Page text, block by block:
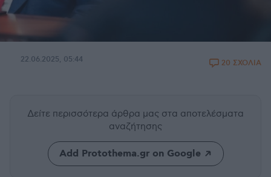
22.06.2025, 05:44 20 ΣΧΟΛΙΑ
Δείτε περισσότερα άρθρα μας στα αποτελέσματα
αναζήτησης
Add Protothema.gr on Google